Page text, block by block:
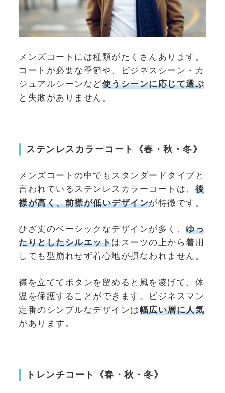
メンズコートには種類がたくさんあります。
コートが必要な季節や、ビジネスシーン・カ
ジュアルシーンなど使うシーンに応じて選ぶ
と失敗がありません。
ステンレスカラーコート《春・秋・冬》
メンズコートの中でもスタンダードタイプと
言われているステンレスカラーコートは、 後
襟が高く、前襟が低いデザインが特徴です。
ひざ丈のベーシックなデザインが多く、 ゆっ
たりとしたシルエットはスーツの上から着用
しても型崩れせず着心地が損なわれません。
襟を立ててボタンを留めると風を凌げて、体
温を保護することができます。ビジネスマン
定番のシンプルなデザインは幅広い層に人気
があります。
トレンチコート《春・秋・冬》